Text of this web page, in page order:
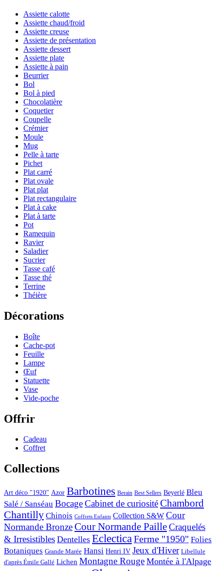
Assiette calotte
Assiette chaud/froid
Assiette creuse
Assiette de présentation
Assiette dessert
Assiette plate
Assiette à pain
Beurrier
Bol
Bol à pied
Chocolatière
Coquetier
Coupelle
Crémier
Moule
Mug
Pelle à tarte
Pichet
Plat carré
Plat ovale
Plat plat
Plat rectangulaire
Plat à cake
Plat à tarte
Pot
Ramequin
Ravier
Saladier
Sucrier
Tasse café
Tasse thé
Terrine
Théière
Décorations
Boîte
Cache-pot
Feuille
Lampe
Œuf
Statuette
Vase
Vide-poche
Offrir
Cadeau
Coffret
Collections
Art déco "1920" Azor Barbotines Berain Best Sellers Beyerlé Bleu
Salé / Sanséau BocageCabinet de curiositéChambord
Chantilly Chinois Coffrets Enfants Collection S&W Cour
Normande BronzeCour Normande PailleCraquelés
& Irresistibles Dentelles EclecticaFerme "1950" Folies
Botaniques Grande Marée Hansi Henri IV Jeux d'Hiver Libellule
d'après Émile Gallé Lichen Montagne Rouge Montée à l'Alpage